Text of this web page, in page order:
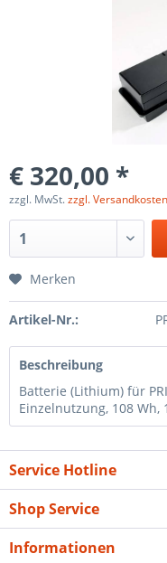
€ 320,00 *
zzgl. MwSt.zzgl. Versandkosten
Merken
Artikel-Nr.:
Beschreibung
Batterie (Lithium) für
Einzelnutzung, 108 Wh,
Service Hotline
Shop Service
Informationen